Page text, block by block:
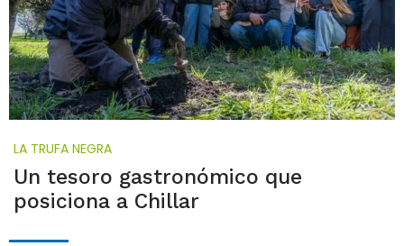
LA TRUFA NEGRA
Un tesoro gastronómico que
posiciona a Chillar